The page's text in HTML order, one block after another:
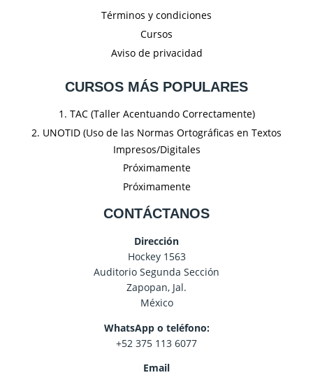
Términos y condiciones
Cursos
Aviso de privacidad
CURSOS MÁS POPULARES
1. TAC (Taller Acentuando Correctamente)
2. UNOTID (Uso de las Normas Ortográficas en Textos
Impresos/Digitales
Próximamente
Próximamente
CONTÁCTANOS
Dirección
Hockey 1563
Auditorio Segunda Sección
Zapopan, Jal.
México
WhatsApp o teléfono:
+52 375 113 6077
Email